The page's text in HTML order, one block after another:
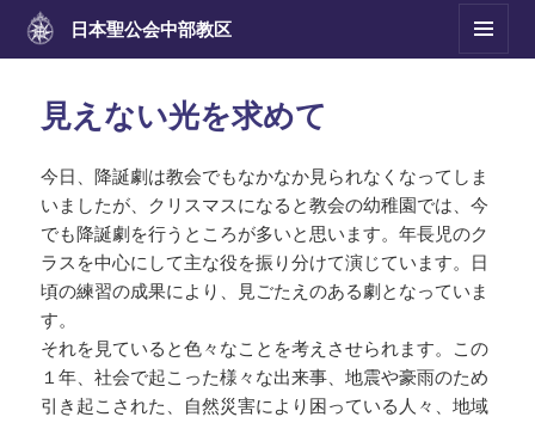
日本聖公会中部教区
メニュ
見えない光を求めて
今日、降誕劇は教会でもなかなか見られなくなってしま
いましたが、クリスマスになると教会の幼稚園では、今
でも降誕劇を行うところが多いと思います。年長児のク
ラスを中心にして主な役を振り分けて演じています。日
頃の練習の成果により、見ごたえのある劇となっていま
す。
それを見ていると色々なことを考えさせられます。この
１年、社会で起こった様々な出来事、地震や豪雨のため
引き起こされた、自然災害により困っている人々、地域